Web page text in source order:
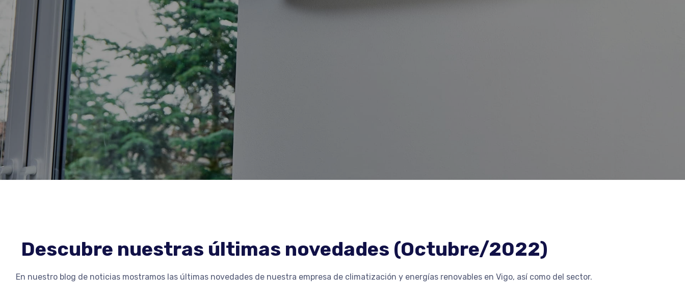
Descubre nuestras últimas novedades (Octubre/2022)
En nuestro blog de noticias mostramos las últimas novedades de nuestra empresa de climatización y energías renovables en Vigo, así como del sector.